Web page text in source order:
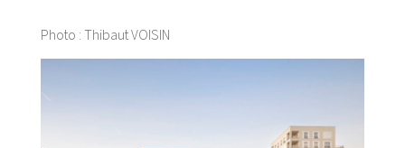
Photo : Thibaut VOISIN